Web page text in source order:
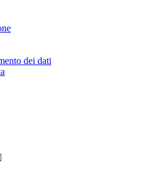
dei dati